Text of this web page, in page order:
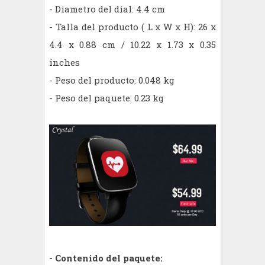
- Diametro del dial: 4.4 cm
- Talla del producto ( L x W x H): 26 x
4.4 x 0.88 cm / 10.22 x 1.73 x 0.35
inches
- Peso del producto: 0.048 kg
- Peso del paquete: 0.23 kg
- Contenido del paquete: